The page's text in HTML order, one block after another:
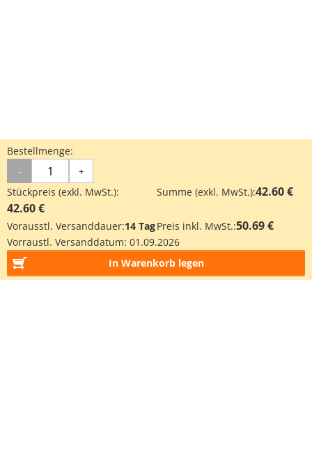
Bestellmenge:
- +
Stückpreis (exkl. MwSt.):
42.60 €
Summe (exkl. MwSt.):42.60 €
Vorausstl. Versanddauer:14 TagPreis inkl. MwSt.:50.69 €
Vorraustl. Versanddatum: 01.09.2026
In Warenkorb legen